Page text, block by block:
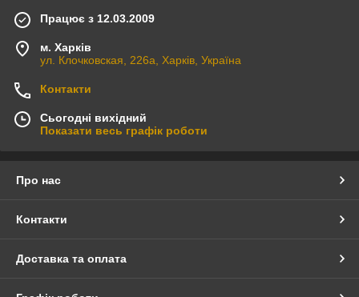
Працює з 12.03.2009
м. Харків
ул. Клочковская, 226а, Харків, Україна
Контакти
Сьогодні вихідний
Показати весь графік роботи
Про нас
Контакти
Доставка та оплата